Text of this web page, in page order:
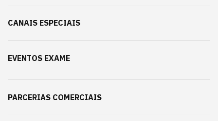
CANAIS ESPECIAIS
EVENTOS EXAME
PARCERIAS COMERCIAIS